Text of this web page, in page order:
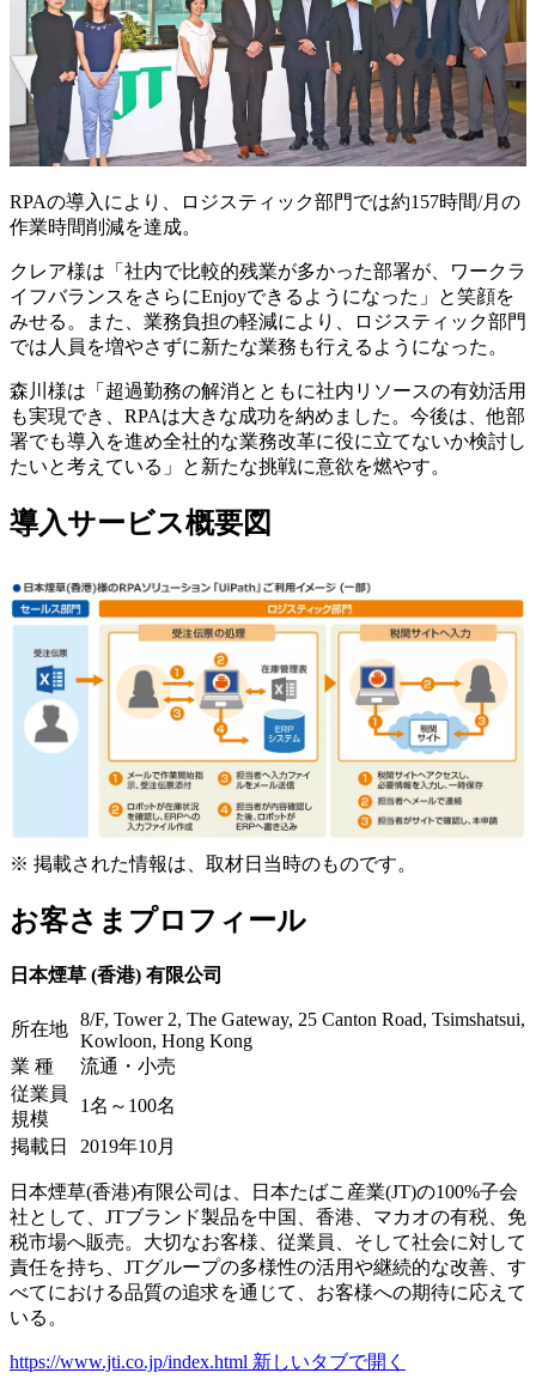
RPAの導入により、ロジスティック部門では約157時間/月の
作業時間削減を達成。
クレア様は「社内で比較的残業が多かった部署が、ワークラ
イフバランスをさらにEnjoyできるようになった」と笑顔を
みせる。また、業務負担の軽減により、ロジスティック部門
では人員を増やさずに新たな業務も行えるようになった。
森川様は「超過勤務の解消とともに社内リソースの有効活用
も実現でき、RPAは大きな成功を納めました。今後は、他部
署でも導入を進め全社的な業務改革に役に立てないか検討し
たいと考えている」と新たな挑戦に意欲を燃やす。
導入サービス概要図
※ 掲載された情報は、取材日当時のものです。
お客さまプロフィール
日本煙草 (香港) 有限公司
所在地 8/F, Tower 2, The Gateway, 25 Canton Road, Tsimshatsui,
Kowloon, Hong Kong
業 種
流通・小売
従業員
規模
1名～100名
掲載日
2019年10月
日本煙草(香港)有限公司は、日本たばこ産業(JT)の100%子会
社として、JTブランド製品を中国、香港、マカオの有税、免
税市場へ販売。大切なお客様、従業員、そして社会に対して
責任を持ち、JTグループの多様性の活用や継続的な改善、す
べてにおける品質の追求を通じて、お客様への期待に応えて
いる。
https://www.jti.co.jp/index.html 新しいタブで開く